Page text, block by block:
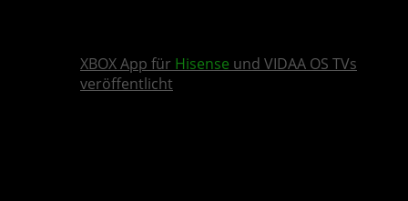
XBOX App für Hisense und VIDAA OS TVs
veröffentlicht